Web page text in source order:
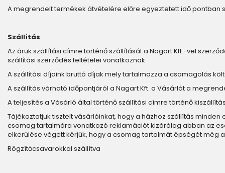
A megrendelt termékek átvételére előre egyeztetett idő pontban
Szállítás
Az áruk szállítási címre történő szállítását a Nagart Kft.-vel
szállítási szerződés feltételei vonatkoznak.
A szállítási díjaink bruttó díjak mely tartalmazza a csomagolás
A szállítás várható időpontjáról a Nagart Kft. a Vásárlót a
A teljesítés a Vásárló által történő szállítási címre történő
Tájékoztatjuk tisztelt vásárlóinkat, hogy a házhoz szállítás
csomag tartalmára vonatkozó reklamációt kizárólag abban az
elkerülése végett kérjük, hogy a csomag tartalmát épségét még
Rögzítőcsavarokkal szállítva